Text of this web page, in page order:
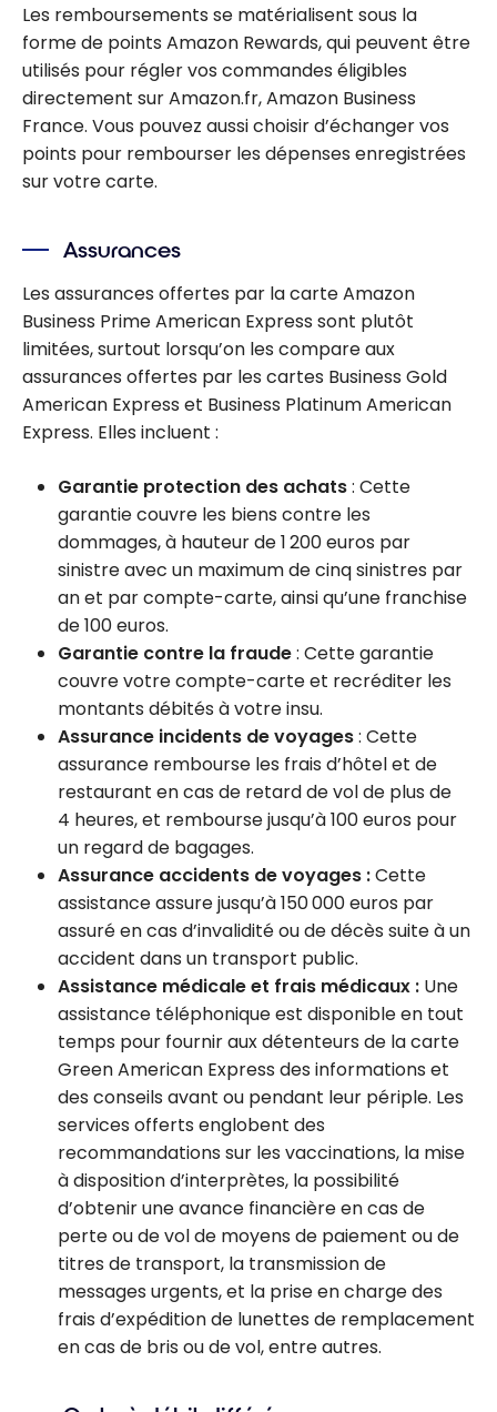
Les remboursements se matérialisent sous la
forme de points Amazon Rewards, qui peuvent être
utilisés pour régler vos commandes éligibles
directement sur Amazon.fr, Amazon Business
France. Vous pouvez aussi choisir d’échanger vos
points pour rembourser les dépenses enregistrées
sur votre carte.
Assurances
Les assurances offertes par la carte Amazon
Business Prime American Express sont plutôt
limitées, surtout lorsqu’on les compare aux
assurances offertes par les cartes Business Gold
American Express et Business Platinum American
Express. Elles incluent :
Garantie protection des achats: Cette
garantie couvre les biens contre les
dommages, à hauteur de 1 200 euros par
sinistre avec un maximum de cinq sinistres par
an et par compte-carte, ainsi qu’une franchise
de 100 euros.
Garantie contre la fraude: Cette garantie
couvre votre compte-carte et recréditer les
montants débités à votre insu.
Assurance incidents de voyages: Cette
assurance rembourse les frais d’hôtel et de
restaurant en cas de retard de vol de plus de
4 heures, et rembourse jusqu’à 100 euros pour
un regard de bagages.
Assurance accidents de voyages :Cette
assistance assure jusqu’à 150 000 euros par
assuré en cas d’invalidité ou de décès suite à un
accident dans un transport public.
Assistance médicale et frais médicaux : Une
assistance téléphonique est disponible en tout
temps pour fournir aux détenteurs de la carte
Green American Express des informations et
des conseils avant ou pendant leur périple. Les
services offerts englobent des
recommandations sur les vaccinations, la mise
à disposition d’interprètes, la possibilité
d’obtenir une avance financière en cas de
perte ou de vol de moyens de paiement ou de
titres de transport, la transmission de
messages urgents, et la prise en charge des
frais d’expédition de lunettes de remplacement
en cas de bris ou de vol, entre autres.